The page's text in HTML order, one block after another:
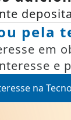
pela
em
e
na